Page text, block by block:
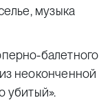
музыка
балетного
неоконченной
убитый».